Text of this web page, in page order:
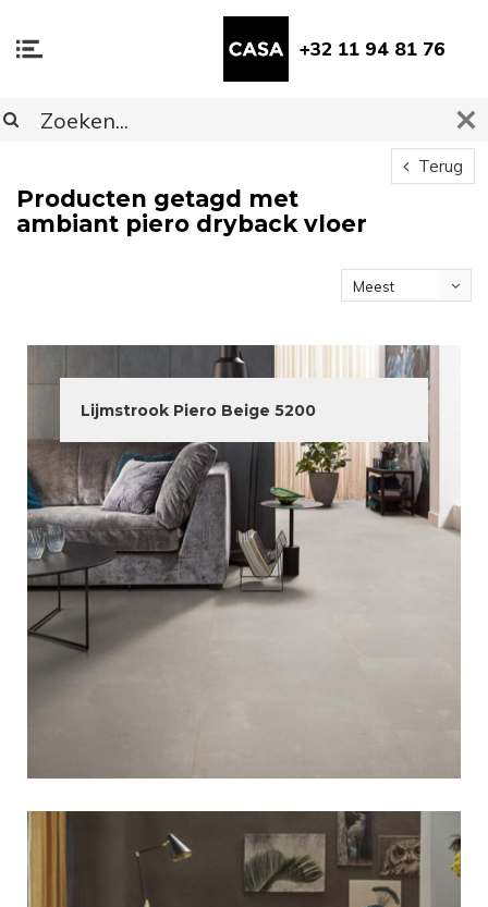
+32 11 94 81 76
Terug
Producten getagd met
ambiant piero dryback vloer
Meest
Lijmstrook Piero Beige 5200